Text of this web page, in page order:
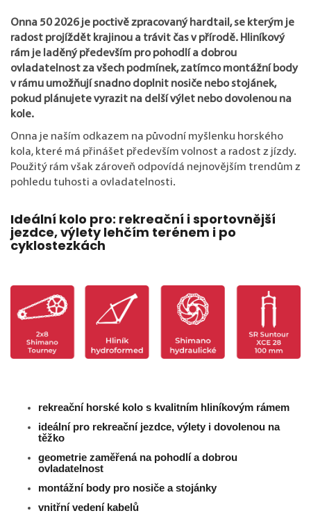
Onna 50 2026 je poctivě zpracovaný hardtail, se kterým je
radost projíždět krajinou a trávit čas v přírodě. Hliníkový
rám je laděný především pro pohodlí a dobrou
ovladatelnost za všech podmínek, zatímco montážní body
v rámu umožňují snadno doplnit nosiče nebo stojánek,
pokud plánujete vyrazit na delší výlet nebo dovolenou na
kole.
Onna je naším odkazem na původní myšlenku horského
kola, které má přinášet především volnost a radost z jízdy.
Použitý rám však zároveň odpovídá nejnovějším trendům z
pohledu tuhosti a ovladatelnosti.
Ideální kolo pro: rekreační i sportovnější
jezdce, výlety lehčím terénem i po
cyklostezkách
rekreační horské kolo s kvalitním hliníkovým rámem
ideální pro rekreační jezdce, výlety i dovolenou na
těžko
geometrie zaměřená na pohodlí a dobrou
ovladatelnost
montážní body pro nosiče a stojánky
vnitřní vedení kabelů